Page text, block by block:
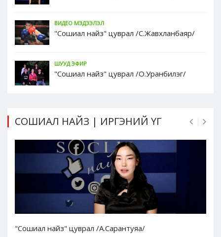
ВИДЕО МЭДЭЭЛЭЛ
"Сошиал найз" цуврал /С.Жавхланбаяр/
ШУУД ЭФИР
"Сошиал найз" цуврал /О.Уранбилэг/
СОШИАЛ НАЙЗ | ИРГЭНИЙ ҮГ
"Сошиал найз" цуврал /А.Сарантуяа/